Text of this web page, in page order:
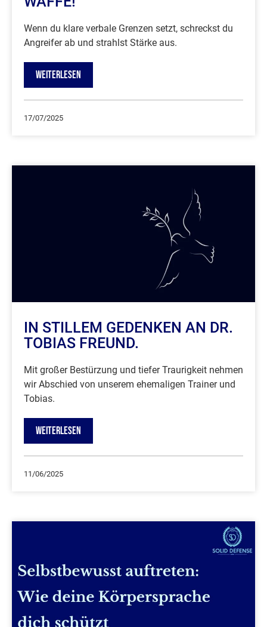
Wenn du klare verbale Grenzen setzt, schreckst du
Angreifer ab und strahlst Stärke aus.
WEITERLESEN
17/07/2025
IN STILLEM GEDENKEN AN DR.
TOBIAS FREUND.
Mit großer Bestürzung und tiefer Traurigkeit nehmen
wir Abschied von unserem ehemaligen Trainer und
Tobias.
WEITERLESEN
11/06/2025